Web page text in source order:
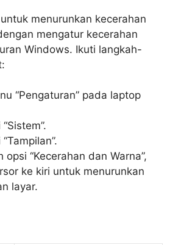
menurunkan kecerahan
mengatur kecerahan
Windows. Ikuti langkah-
“Pengaturan” pada laptop
opsi “Kecerahan dan Warna”,
ke kiri untuk menurunkan
layar.